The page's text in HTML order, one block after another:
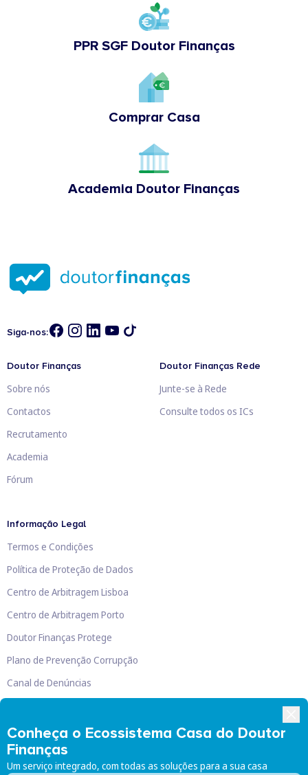
PPR SGF Doutor Finanças
Comprar Casa
Academia Doutor Finanças
Conheça o Ecossistema Casa do Doutor
Finanças
Um serviço integrado, com todas as soluções para a sua casa
Siga-nos:
Doutor Finanças
Sobre nós
Contactos
Recrutamento
Academia
Fórum
Doutor Finanças Rede
Junte-se à Rede
Consulte todos os ICs
Informação Legal
Termos e Condições
Política de Proteção de Dados
Centro de Arbitragem Lisboa
Centro de Arbitragem Porto
Doutor Finanças Protege
Plano de Prevenção Corrupção
Canal de Denúncias